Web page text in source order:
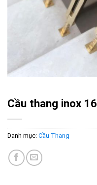
Cầu thang inox 16
Danh mục: Cầu Thang